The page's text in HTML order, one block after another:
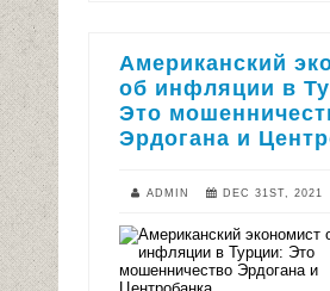
Американский
об инфляции в
Это
Эрдогана и
ADMIN DEC 31ST, 2021